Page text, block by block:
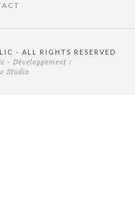
- ALL RIGHTS RESERVED
- Développement :
Studio